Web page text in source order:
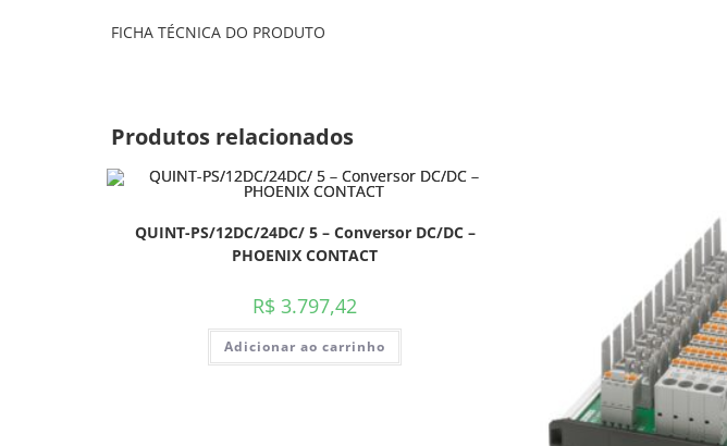
FICHA TÉCNICA DO PRODUTO
Produtos relacionados
QUINT-PS/12DC/24DC/ 5 – Conversor DC/DC –
PHOENIX CONTACT
R$ 3.797,42
Adicionar ao carrinho